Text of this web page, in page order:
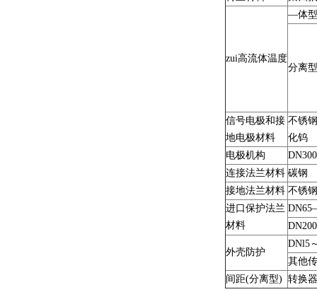
zui高流体温度
—体型
分离型
信号电极和接
地电极材料
不锈
化钨
电极机构
连接法兰材料 碳钢
接地法兰材料 不锈
进口保护法兰
材料
外壳防护
DNl5
其他
间距(分离型) 转换